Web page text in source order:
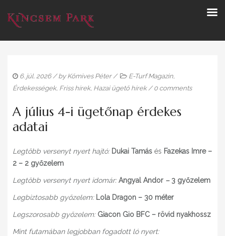
6. júl. 2026/ by Kőmives Péter/ E-Turf Magazin,
Érdekességek, Friss hírek, Hazai ügető hírek/0 comments
A július 4-i ügetőnap érdekes
adatai
Legtöbb versenyt nyert hajtó: Dukai Tamás és Fazekas Imre –
2 – 2 győzelem
Legtöbb versenyt nyert idomár: Angyal Andor– 3 győzelem
Legbiztosabb győzelem: Lola Dragon – 30 méter
Legszorosabb győzelem: Giacon Gio BFC – rövid nyakhossz
Mint futamában legjobban fogadott ló nyert: